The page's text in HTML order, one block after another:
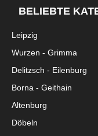
BELIEBTE
Leipzig
Wurzen - Grimma
Delitzsch - Eilenburg
Borna - Geithain
Altenburg
Döbeln